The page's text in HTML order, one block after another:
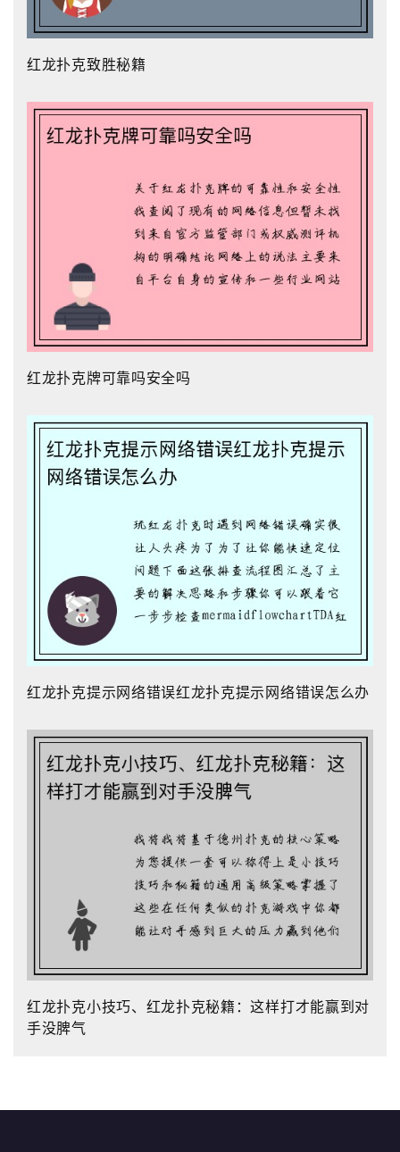
红龙扑克致胜秘籍
红龙扑克牌可靠吗安全吗
红龙扑克提示网络错误红龙扑克提示网络错误怎么办
红龙扑克小技巧、红龙扑克秘籍：这样打才能赢到对
手没脾气